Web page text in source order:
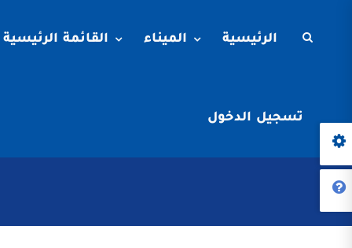
الرئيسية الميناء القائمة الرئيسية
تسجيل الدخول